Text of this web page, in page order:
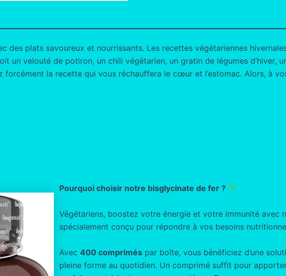
des plats savoureux et nourrissants. Les recettes végétariennes
un velouté de potiron, un chili végétarien, un gratin de légumes d’hiver,
forcément la recette qui vous réchauffera le cœur et l’estomac. Alors, à
Pourquoi choisir notre bisglycinate de fer ?
Végétariens, boostez votre énergie et votre immunité avec
spécialement conçu pour répondre à vos besoins
Avec400 comprimés par boîte, vous bénéficiez d’une
pleine forme au quotidien. Un comprimé suffit pour